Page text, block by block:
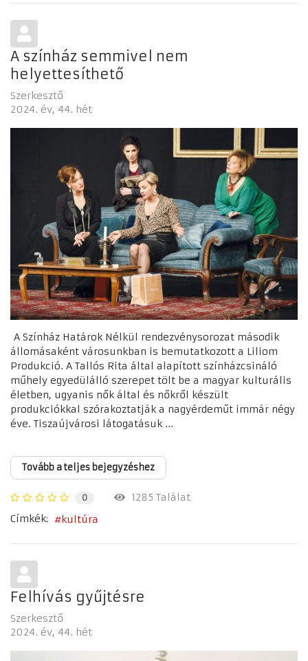
A színház semmivel nem
helyettesíthető
Szerkesztő
2024. év 44. hét
A Színház Határok Nélkül rendezvénysorozat második
állomásaként városunkban is bemutatkozott a Liliom
Produkció. A Tallós Rita által alapított színházcsináló
műhely egyedülálló szerepet tölt be a magyar kulturális
életben, ugyanis nők által és nőkről készült
produkciókkal szórakoztatják a nagyérdeműt immár négy
éve. Tiszaújvárosi látogatásuk ...
Tovább a teljes bejegyzéshez
0
1285 Találat
Címkék:
kultúra
Felhívás gyűjtésre
Szerkesztő
2024. év 44. hét